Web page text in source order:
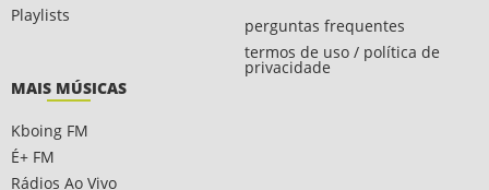
Playlists
perguntas frequentes
termos de uso / política de
privacidade
MAIS MÚSICAS
Kboing FM
É+ FM
Rádios Ao Vivo